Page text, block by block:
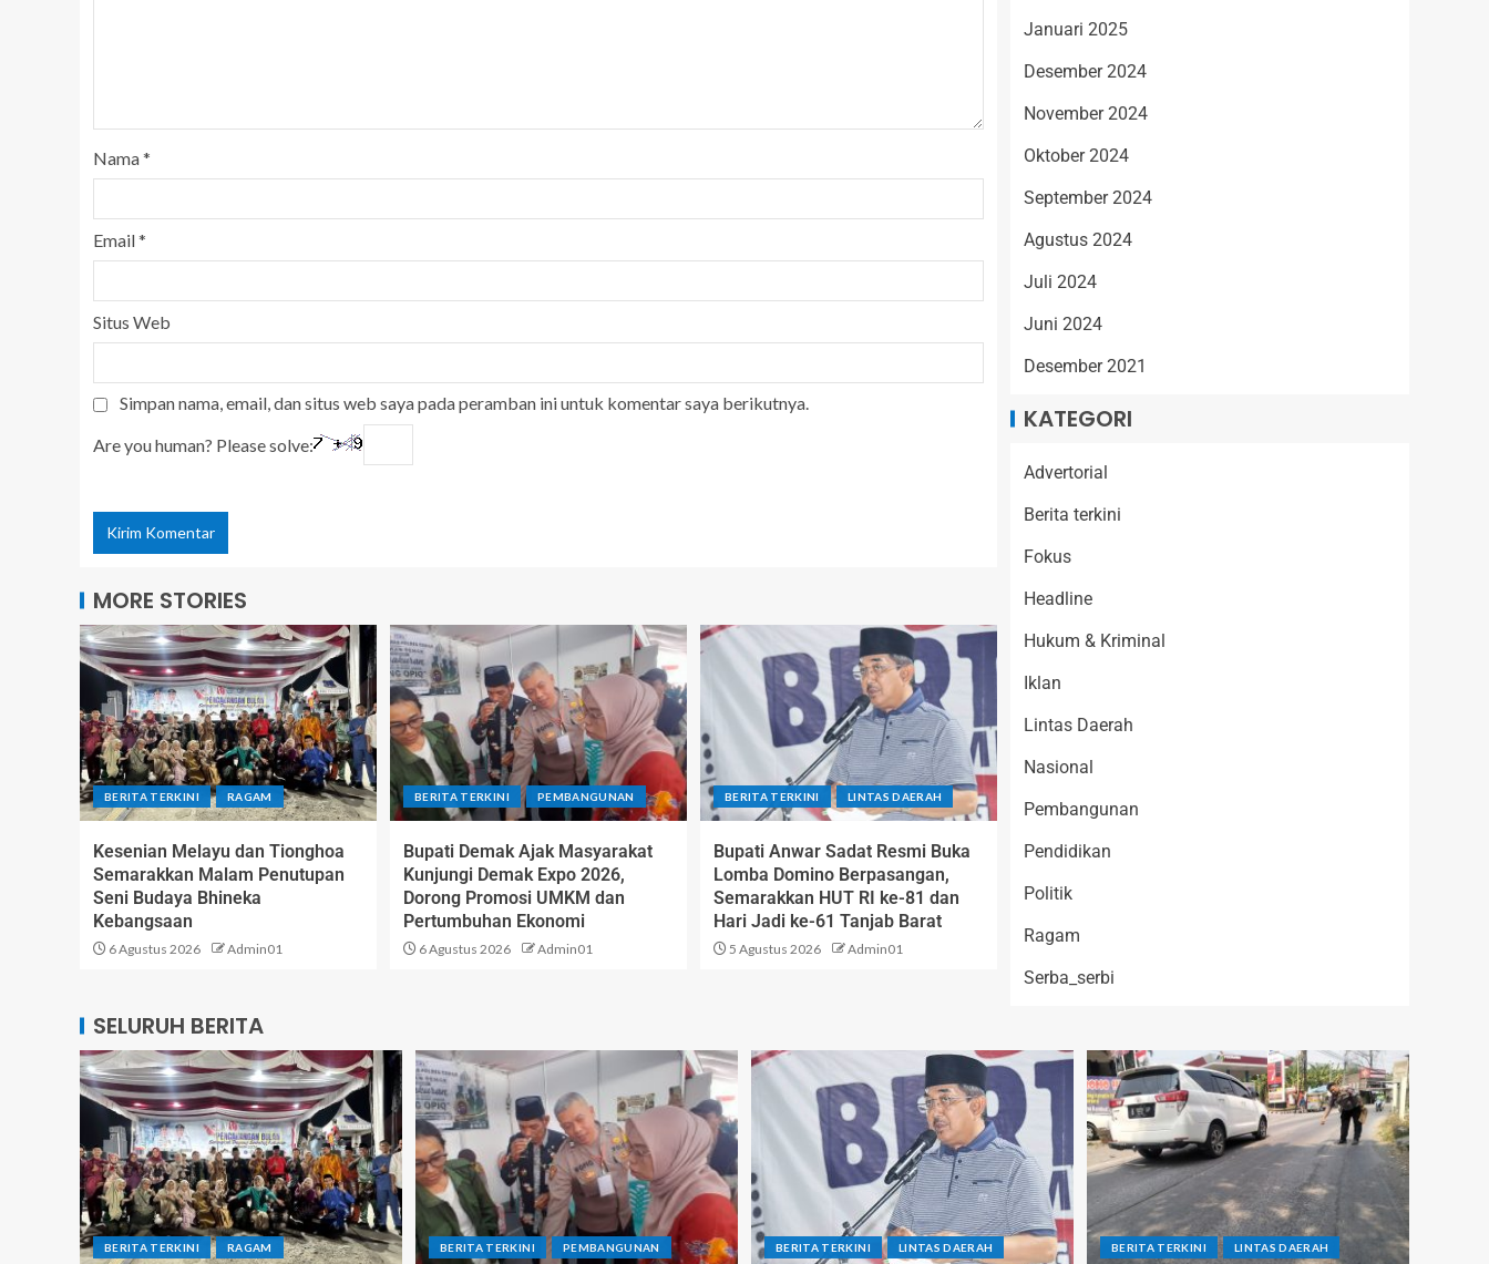
Nama*
Email*
Situs Web
Simpan nama, email, dan situs web saya pada peramban ini untuk komentar saya berikutnya.
Are you human? Please solve:
MORE STORIES
BERITA TERKINI RAGAM
Kesenian Melayu dan Tionghoa
Semarakkan Malam Penutupan
Seni Budaya Bhineka
Kebangsaan
6 Agustus 2026 Admin01
BERITA TERKINI PEMBANGUNAN
Bupati Demak Ajak Masyarakat
Kunjungi Demak Expo 2026,
Dorong Promosi UMKM dan
Pertumbuhan Ekonomi
6 Agustus 2026 Admin01
BERITA TERKINI LINTAS DAERAH
Bupati Anwar Sadat Resmi Buka
Lomba Domino Berpasangan,
Semarakkan HUT RI ke-81 dan
Hari Jadi ke-61 Tanjab Barat
5 Agustus 2026 Admin01
Januari 2025
Desember 2024
November 2024
Oktober 2024
September 2024
Agustus 2024
Juli 2024
Juni 2024
Desember 2021
KATEGORI
Advertorial
Berita terkini
Fokus
Headline
Hukum & Kriminal
Iklan
Lintas Daerah
Nasional
Pembangunan
Pendidikan
Politik
Ragam
Serba_serbi
SELURUH BERITA
BERITA TERKINI RAGAM BERITA TERKINI PEMBANGUNAN BERITA TERKINI LINTAS DAERAH BERITA TERKINI LINTAS DAERAH